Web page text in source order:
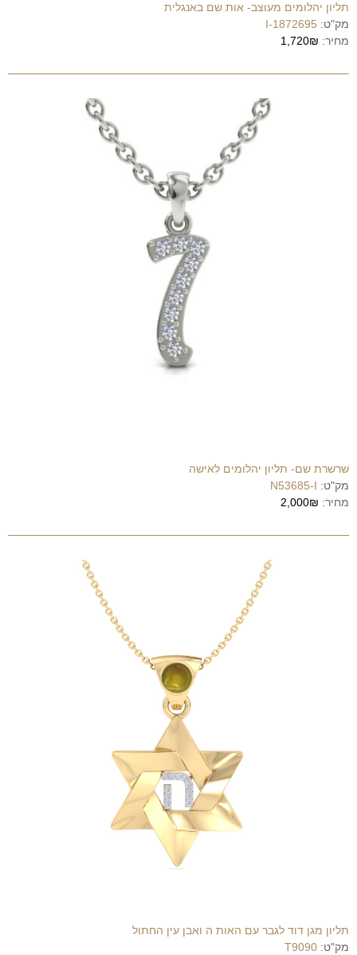
תליון יהלומים מעוצב- אות שם באנגלית
מק"ט: 1872695-I
מחיר: 1,720₪
שרשרת שם- תליון יהלומים לאישה
מק"ט: N53685-I
מחיר: 2,000₪
תליון מגן דוד לגבר עם האות ה ואבן עין החתול
מק"ט: T9090